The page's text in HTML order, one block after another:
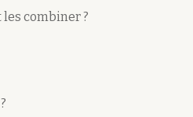
combiner ?